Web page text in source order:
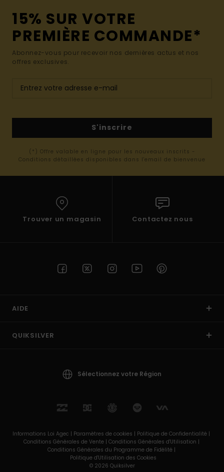
15% SUR VOTRE
PREMIÈRE COMMANDE*
Abonnez-vous pour recevoir nos dernières actus et nos
offres exclusives.
S'inscrire
(*) Offre valable en ligne pour les nouveaux inscrits -
Conditions détaillées disponibles dans l'email de bienvenue
Trouver un magasin Contactez nous
AIDE
QUIKSILVER
Sélectionnez votre Région
Informations Loi Agec | Paramètres de cookies | Politique de Confidentialité |
Conditions Générales de Vente | Conditions Générales d'Utilisation |
Conditions Générales du Programme de Fidélité |
Politique d'Utilisation des Cookies
© 2026 Quiksilver